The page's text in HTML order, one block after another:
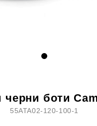
черни боти
55ATA02-120-100-1